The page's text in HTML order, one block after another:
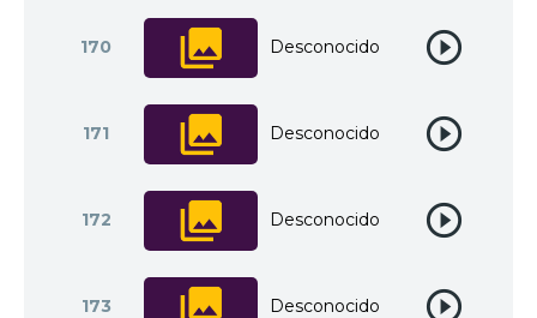
170 Desconocido
171 Desconocido
172 Desconocido
173 Desconocido